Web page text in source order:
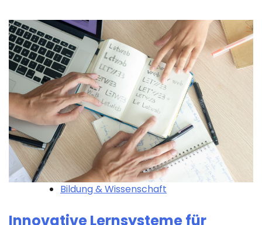
Bildung & Wissenschaft
Innovative Lernsysteme für